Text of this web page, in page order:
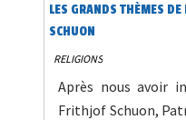
LES GRANDS THÈMES
SCHUON
RELIGIONS
Après nous avoir
Frithjof Schuon,